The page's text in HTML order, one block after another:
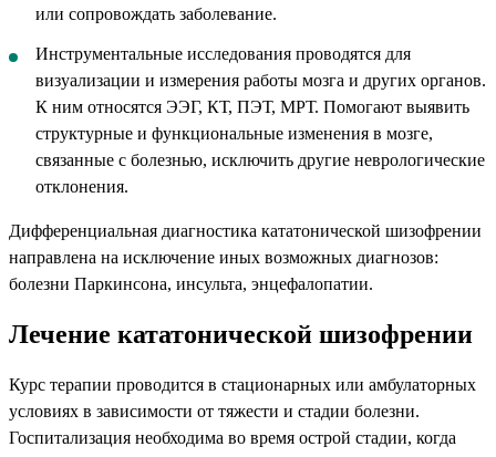
или сопровождать заболевание.
Инструментальные исследования проводятся для
визуализации и измерения работы мозга и других органов.
К ним относятся ЭЭГ, КТ, ПЭТ, МРТ. Помогают выявить
структурные и функциональные изменения в мозге,
связанные с болезнью, исключить другие неврологические
отклонения.
Дифференциальная диагностика кататонической шизофрении
направлена на исключение иных возможных диагнозов:
болезни Паркинсона, инсульта, энцефалопатии.
Лечение кататонической шизофрении
Курс терапии проводится в стационарных или амбулаторных
условиях в зависимости от тяжести и стадии болезни.
Госпитализация необходима во время острой стадии, когда